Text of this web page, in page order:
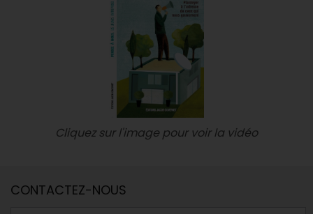
Cliquez sur l'image pour voir la vidéo
CONTACTEZ-NOUS